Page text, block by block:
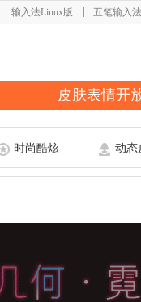
输入法Linux版 五笔输入法
皮肤表情开
时尚酷炫 动态